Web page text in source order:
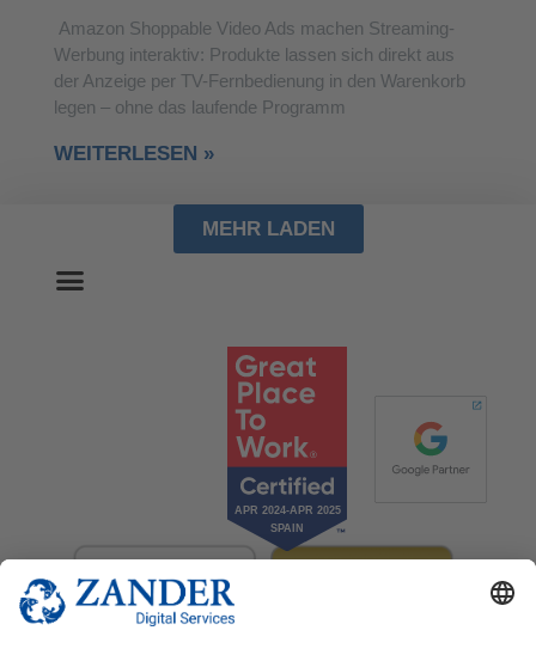
Amazon Shoppable Video Ads machen Streaming-
Werbung interaktiv: Produkte lassen sich direkt aus
der Anzeige per TV-Fernbedienung in den Warenkorb
legen – ohne das laufende Programm
WEITERLESEN »
MEHR LADEN